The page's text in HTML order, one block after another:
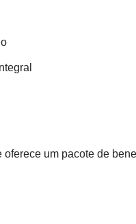
um pacote de